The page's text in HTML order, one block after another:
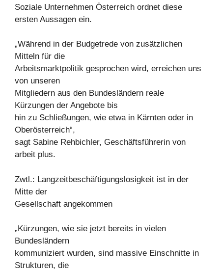
Soziale Unternehmen Österreich ordnet diese
ersten Aussagen ein.
„Während in der Budgetrede von zusätzlichen
Mitteln für die
Arbeitsmarktpolitik gesprochen wird, erreichen uns
von unseren
Mitgliedern aus den Bundesländern reale
Kürzungen der Angebote bis
hin zu Schließungen, wie etwa in Kärnten oder in
Oberösterreich“,
sagt Sabine Rehbichler, Geschäftsführerin von
arbeit plus.
Zwtl.: Langzeitbeschäftigungslosigkeit ist in der
Mitte der
Gesellschaft angekommen
„Kürzungen, wie sie jetzt bereits in vielen
Bundesländern
kommuniziert wurden, sind massive Einschnitte in
Strukturen, die